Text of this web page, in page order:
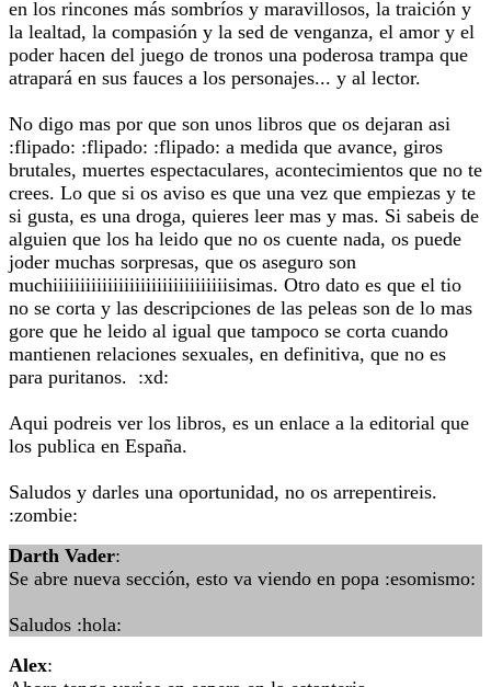
en los rincones más sombríos y maravillosos, la traición y
la lealtad, la compasión y la sed de venganza, el amor y el
poder hacen del juego de tronos una poderosa trampa que
atrapará en sus fauces a los personajes... y al lector.
No digo mas por que son unos libros que os dejaran asi
:flipado: :flipado: :flipado: a medida que avance, giros
brutales, muertes espectaculares, acontecimientos que no te
crees. Lo que si os aviso es que una vez que empiezas y te
si gusta, es una droga, quieres leer mas y mas. Si sabeis de
alguien que los ha leido que no os cuente nada, os puede
joder muchas sorpresas, que os aseguro son
muchiiiiiiiiiiiiiiiiiiiiiiiiiiiiiiiisimas. Otro dato es que el tio
no se corta y las descripciones de las peleas son de lo mas
gore que he leido al igual que tampoco se corta cuando
mantienen relaciones sexuales, en definitiva, que no es
para puritanos. :xd:
Aqui podreis ver los libros, es un enlace a la editorial que
los publica en España.
Saludos y darles una oportunidad, no os arrepentireis.
:zombie:
Darth Vader:
Se abre nueva sección, esto va viendo en popa :esomismo:
Saludos :hola:
Alex: